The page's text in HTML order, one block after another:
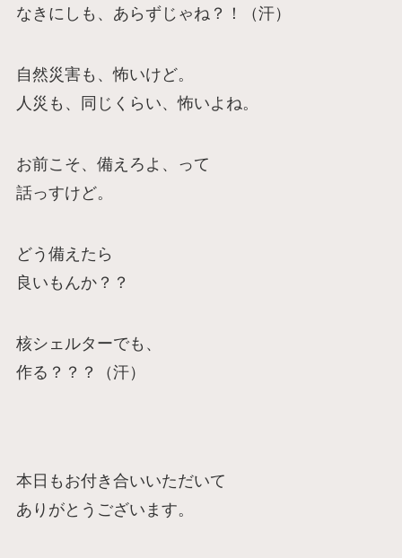
なきにしも、あらずじゃね？！（汗）
自然災害も、怖いけど。
人災も、同じくらい、怖いよね。
お前こそ、備えろよ、って
話っすけど。
どう備えたら
良いもんか？？
核シェルターでも、
作る？？？（汗）
本日もお付き合いいただいて
ありがとうございます。